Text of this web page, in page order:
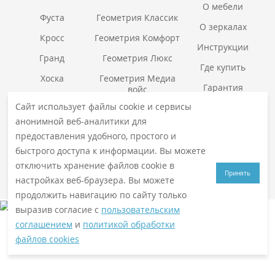
Фуста
Кросс
Гранд
Хоска
Геометрия Классик
Геометрия Комфорт
Геометрия Люкс
Геометрия Медиа
войс
Смотреть все →
О мебели
О зеркалах
Инструкции
Где купить
Гарантия
© 2026VIGO. Все права защищены
Политика конфиденциальности
Принять
Сайт использует файлы cookie и сервисы
анонимной веб-аналитики для
предоставления удобного, простого и
быстрого доступа к информации. Вы можете
отключить хранение файлов cookie в
настройках веб-браузера. Вы можете
продолжить навигацию по сайту только
выразив согласие с пользовательским
соглашением и политикой обработки
файлов cookies